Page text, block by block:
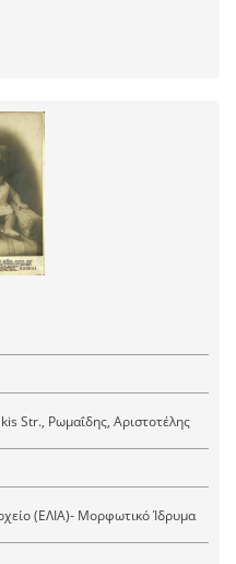
(ΕΛΙΑ)- Μορφωτικό Ίδρυμα